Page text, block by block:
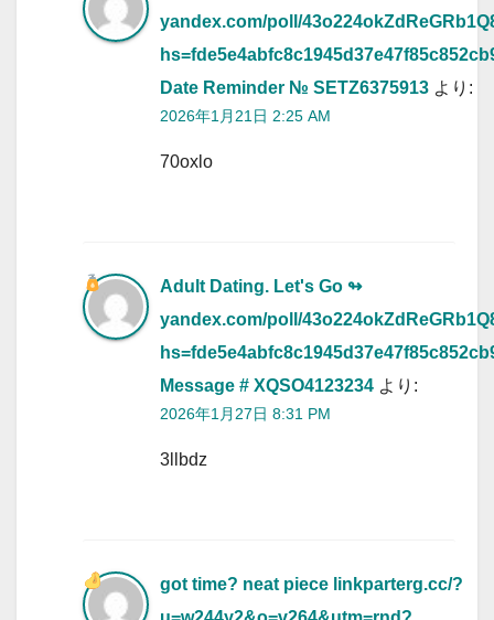
yandex.com/poll/
Date Reminder № SETZ6375913 より:
2026年1月21日 2:25 AM
70oxlo
Adult Dating. Let's Go ↬
yandex.com/poll/
Message # XQSO4123234 より:
2026年1月27日 8:31 PM
3llbdz
got time? neat piece linkparterg.cc/?